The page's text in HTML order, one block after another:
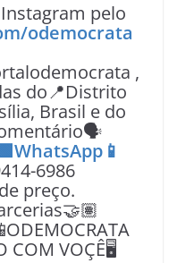
Instagram pelo
odemocrata
,
do📍Distrito
Brasil e do
6986
preço.
COM VOÇÊ🖥️